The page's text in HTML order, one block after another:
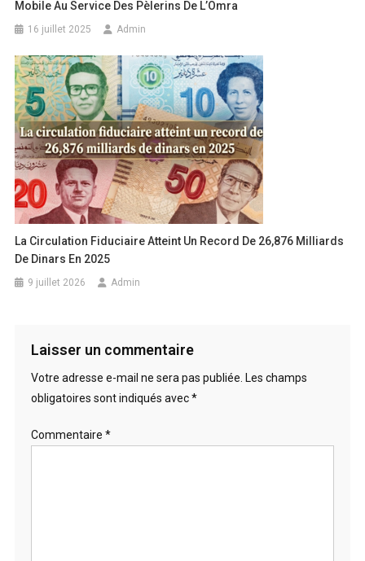
Mobile Au Service Des Pèlerins De L’Omra
16 juillet 2025 Admin
La Circulation Fiduciaire Atteint Un Record De 26,876 Milliards
De Dinars En 2025
9 juillet 2026 Admin
Laisser un commentaire
Votre adresse e-mail ne sera pas publiée. Les champs
obligatoires sont indiqués avec*
Commentaire *